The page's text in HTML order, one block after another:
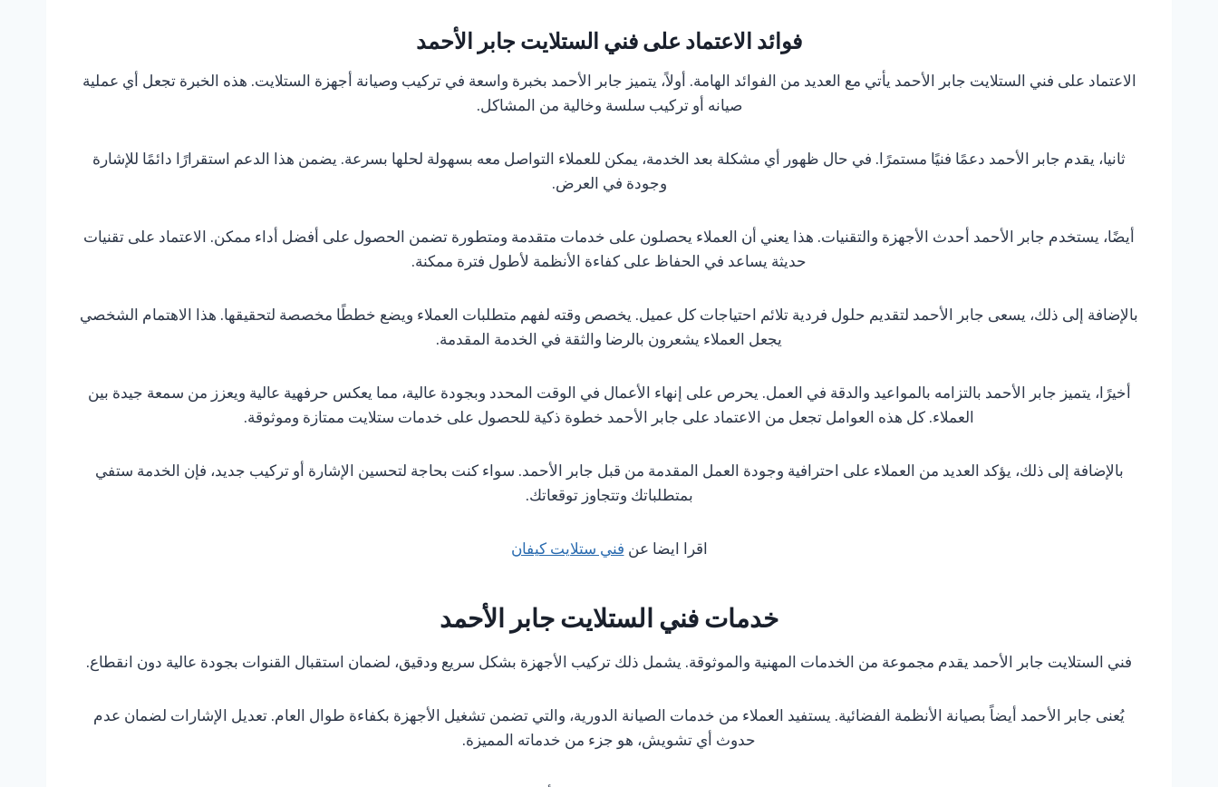
فوائد الاعتماد على فني الستلايت جابر الأحمد
الاعتماد على فني الستلايت جابر الأحمد يأتي مع العديد من الفوائد الهامة. أولاً، يتميز جابر الأحمد بخبرة واسعة في تركيب وصيانة أجهزة الستلايت. هذه الخبرة تجعل أي عملية
صيانه أو تركيب سلسة وخالية من المشاكل.
ثانيا، يقدم جابر الأحمد دعمًا فنيًا مستمرًا. في حال ظهور أي مشكلة بعد الخدمة، يمكن للعملاء التواصل معه بسهولة لحلها بسرعة. يضمن هذا الدعم استقرارًا دائمًا للإشارة
وجودة في العرض.
أيضًا، يستخدم جابر الأحمد أحدث الأجهزة والتقنيات. هذا يعني أن العملاء يحصلون على خدمات متقدمة ومتطورة تضمن الحصول على أفضل أداء ممكن. الاعتماد على تقنيات
حديثة يساعد في الحفاظ على كفاءة الأنظمة لأطول فترة ممكنة.
بالإضافة إلى ذلك، يسعى جابر الأحمد لتقديم حلول فردية تلائم احتياجات كل عميل. يخصص وقته لفهم متطلبات العملاء ويضع خططًا مخصصة لتحقيقها. هذا الاهتمام الشخصي
يجعل العملاء يشعرون بالرضا والثقة في الخدمة المقدمة.
أخيرًا، يتميز جابر الأحمد بالتزامه بالمواعيد والدقة في العمل. يحرص على إنهاء الأعمال في الوقت المحدد وبجودة عالية، مما يعكس حرفهية عالية ويعزز من سمعة جيدة بين
العملاء. كل هذه العوامل تجعل من الاعتماد على جابر الأحمد خطوة ذكية للحصول على خدمات ستلايت ممتازة وموثوقة.
بالإضافة إلى ذلك، يؤكد العديد من العملاء على احترافية وجودة العمل المقدمة من قبل جابر الأحمد. سواء كنت بحاجة لتحسين الإشارة أو تركيب جديد، فإن الخدمة ستفي
بمتطلباتك وتتجاوز توقعاتك.
اقرا ايضا عنفني ستلايت كيفان
خدمات فني الستلايت جابر الأحمد
فني الستلايت جابر الأحمد يقدم مجموعة من الخدمات المهنية والموثوقة. يشمل ذلك تركيب الأجهزة بشكل سريع ودقيق، لضمان استقبال القنوات بجودة عالية دون انقطاع.
يُعنى جابر الأحمد أيضاً بصيانة الأنظمة الفضائية. يستفيد العملاء من خدمات الصيانة الدورية، والتي تضمن تشغيل الأجهزة بكفاءة طوال العام. تعديل الإشارات لضمان عدم
حدوث أي تشويش، هو جزء من خدماته المميزة.